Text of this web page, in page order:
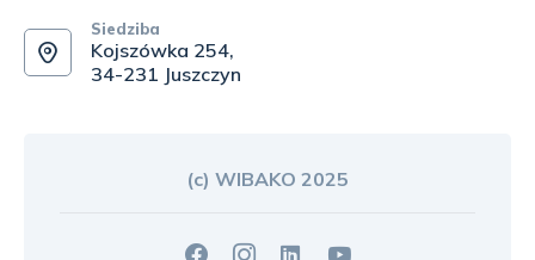
Siedziba
Kojszówka 254,
34-231 Juszczyn
(c) WIBAKO 2025